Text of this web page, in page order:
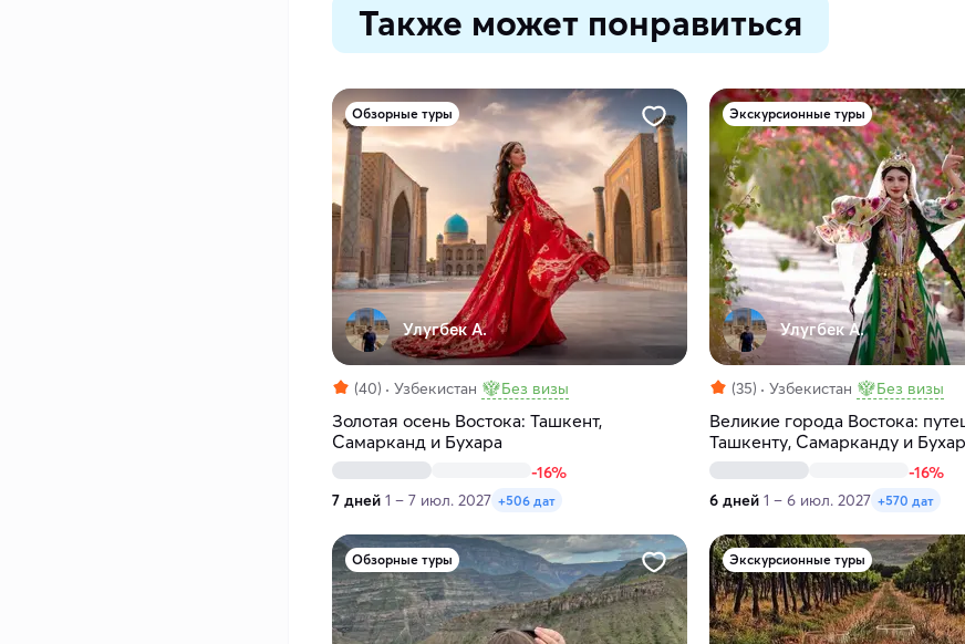
Также может понравиться
Обзорные туры
Улугбек А.
(40) Узбекистан Без визы
Золотая осень Востока: Ташкент,
Самарканд и Бухара
-16%
7 дней 1 – 7 июл. 2027 +506 дат
Экскурсионные туры
Улугбек А.
(35) Узбекистан Без визы
Великие города Востока:
Ташкенту, Самарканду и
-16%
6 дней 1 – 6 июл. 2027 +570 дат
Обзорные туры Экскурсионные туры